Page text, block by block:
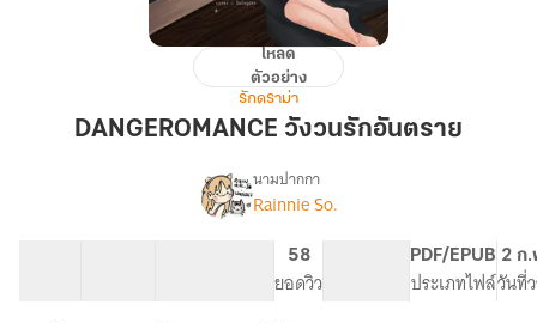
DANGEROMANCE
รัก
โหลด
ตัวอย่าง
รักดราม่า
DANGEROMANCE วังวนรักอันตราย
เรื่องDANGEROMANCE
นามปากกา
Rainnie So.
58
ยอดวิว
PDF/EPUB
ประเภทไฟล์
2 ก
วันที่